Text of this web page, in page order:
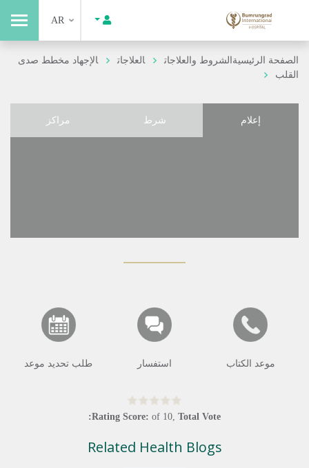
AR
الصفحة الرئيسيةالشروط والعلاجات العلاجات
الإجهاد مخطط صدى
القلب
إعلام شرط مراكز
موعد الكتاب استفسار طلب تحديد موعد
Rating Score: of 10, Total Vote:
Related Health Blogs